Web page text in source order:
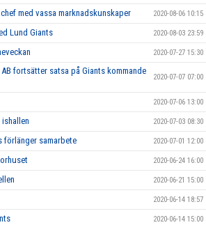
med vassa marknadskunskaper 2020-08-06 10:15
Lund Giants 2020-08-03 23:59
2020-07-27 15:30
fortsätter satsa på Giants kommande
2020-07-07 07:00
2020-07-06 13:00
2020-07-03 08:30
förlänger samarbete 2020-07-01 12:00
2020-06-24 16:00
2020-06-21 15:00
2020-06-14 18:57
2020-06-14 15:00